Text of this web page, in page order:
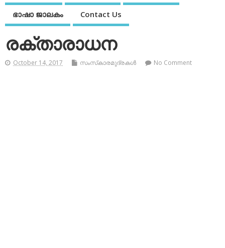
ഭാഷാ ജാലകം Contact Us
രക്താരാധന
October 14, 2017 സംസ്‌കാരമുദ്രകള്‍ No Comment